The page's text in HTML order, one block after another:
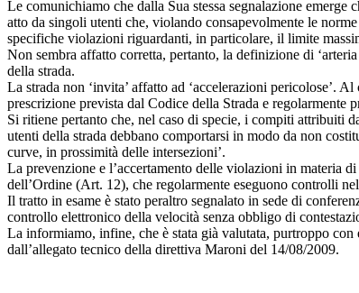
Le comunichiamo che dalla Sua stessa segnalazione
atto da singoli utenti che, violando consapevolmente le
specifiche violazioni riguardanti, in particolare, il limite
Non sembra affatto corretta, pertanto, la definizione di
della strada.
La strada non ‘invita’ affatto ad ‘accelerazioni pericolose’.
prescrizione prevista dal Codice della Strada e regolarmente
Si ritiene pertanto che, nel caso di specie, i compiti attribuiti
utenti della strada debbano comportarsi in modo da non
curve, in prossimità delle intersezioni’.
La prevenzione e l’accertamento delle violazioni in materia
dell’Ordine (Art. 12), che regolarmente eseguono controlli
Il tratto in esame è stato peraltro segnalato in sede di
controllo elettronico della velocità senza obbligo di
La informiamo, infine, che è stata già valutata, purtroppo
dall’allegato tecnico della direttiva Maroni del 14/08/2009.